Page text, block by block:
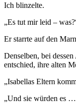
Ich blinzelte.
„Es tut mir leid –
Er starrte auf den
Denselben, bei
entschied, ihre alten
„Isabellas Eltern
„Und sie würden es